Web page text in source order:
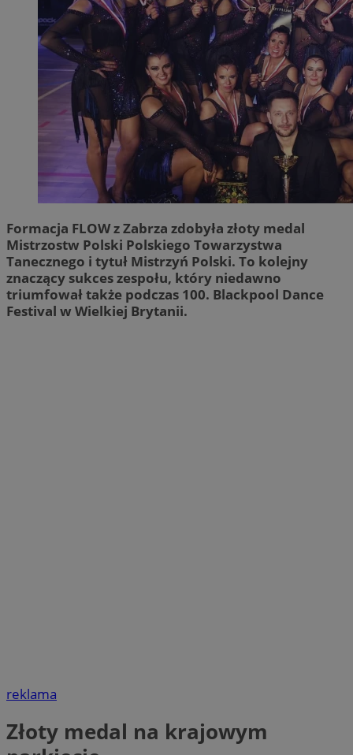
Formacja FLOW z Zabrza zdobyła złoty medal
Mistrzostw Polski Polskiego Towarzystwa
Tanecznego i tytuł Mistrzyń Polski. To kolejny
znaczący sukces zespołu, który niedawno
triumfował także podczas 100. Blackpool Dance
Festival w Wielkiej Brytanii.
reklama
Złoty medal na krajowym